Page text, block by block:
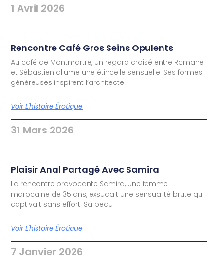
1 Avril 2026
Rencontre Café Gros Seins Opulents
Au café de Montmartre, un regard croisé entre Romane
et Sébastien allume une étincelle sensuelle. Ses formes
généreuses inspirent l’architecte
Voir L'histoire Érotique
31 Mars 2026
Plaisir Anal Partagé Avec Samira
La rencontre provocante Samira, une femme
marocaine de 35 ans, exsudait une sensualité brute qui
captivait sans effort. Sa peau
Voir L'histoire Érotique
7 Janvier 2026